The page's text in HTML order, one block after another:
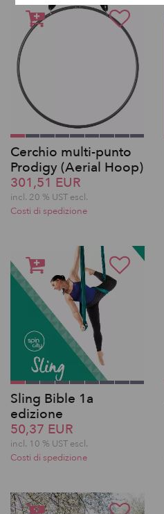
Cerchio multi-punto
Prodigy (Aerial Hoop)
301,51 EUR
incl. 20 % UST escl.
Costi di spedizione
Sling Bible 1a
edizione
50,37 EUR
incl. 10 % UST escl.
Costi di spedizione